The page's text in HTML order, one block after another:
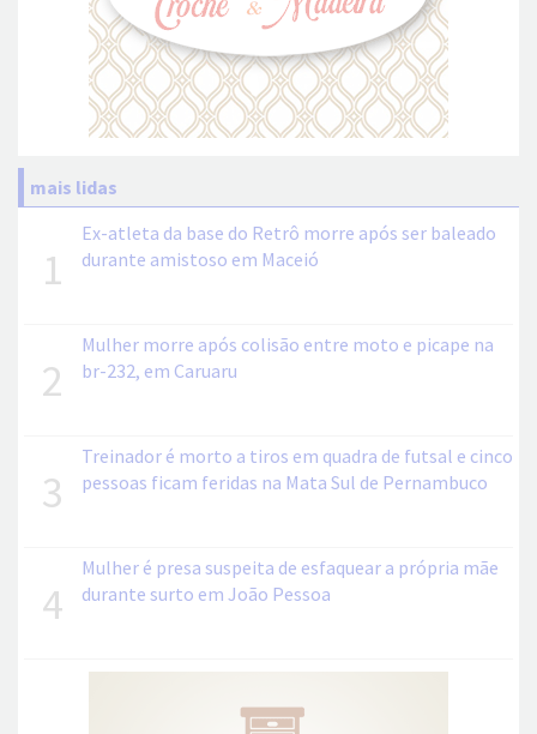
mais lidas
1
Ex-atleta da base do Retrô morre após ser baleado
durante amistoso em Maceió
2
Mulher morre após colisão entre moto e picape na
br-232, em Caruaru
3
Treinador é morto a tiros em quadra de futsal e cinco
pessoas ficam feridas na Mata Sul de Pernambuco
4
Mulher é presa suspeita de esfaquear a própria mãe
durante surto em João Pessoa